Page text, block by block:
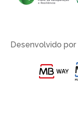
Desenvolvido por